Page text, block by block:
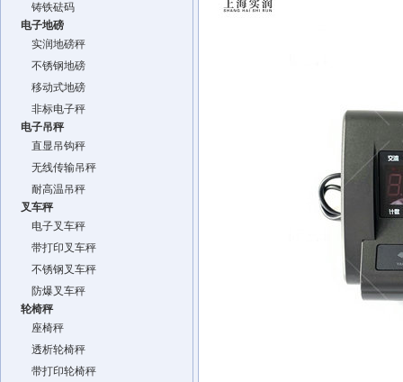
铸铁砝码
电子地磅
实润地磅秤
不锈钢地磅
移动式地磅
非标电子秤
电子吊秤
直显吊钩秤
无线传输吊秤
耐高温吊秤
叉车秤
电子叉车秤
带打印叉车秤
不锈钢叉车秤
防爆叉车秤
轮椅秤
座椅秤
透析轮椅秤
带打印轮椅秤